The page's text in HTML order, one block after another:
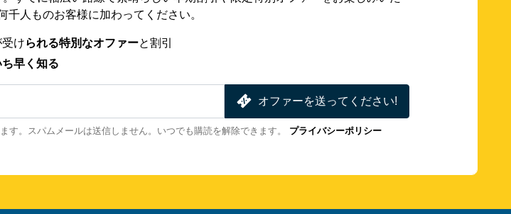
千人ものお客様に加わってください。
けられる特別なオファーと割引
ち早く知る
オファーを送ってください!
す。スパムメールは送信しません。いつでも購読を解除できます。 プライバシーポリシー